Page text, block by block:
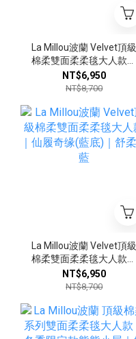
La Millou波蘭 Velvet頂級
棉柔雙面柔柔毯大人款｜
澳洲森友會(粉底)｜舒柔
燻綠
NT$6,950
NT$8,700
La Millou波蘭 Velvet頂級
棉柔雙面柔柔毯大人款｜
仙履奇缘(藍底)｜舒柔墨
藍
NT$6,950
NT$8,700